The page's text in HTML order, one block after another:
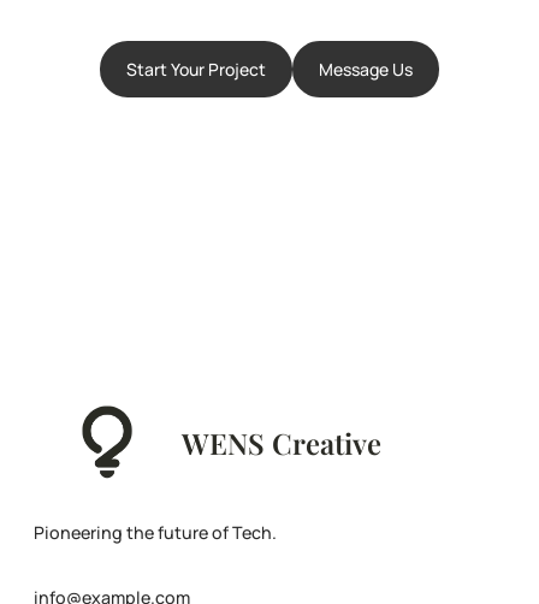
Start Your Project Message Us
WENS Creative
Pioneering the future of Tech.
info@example.com